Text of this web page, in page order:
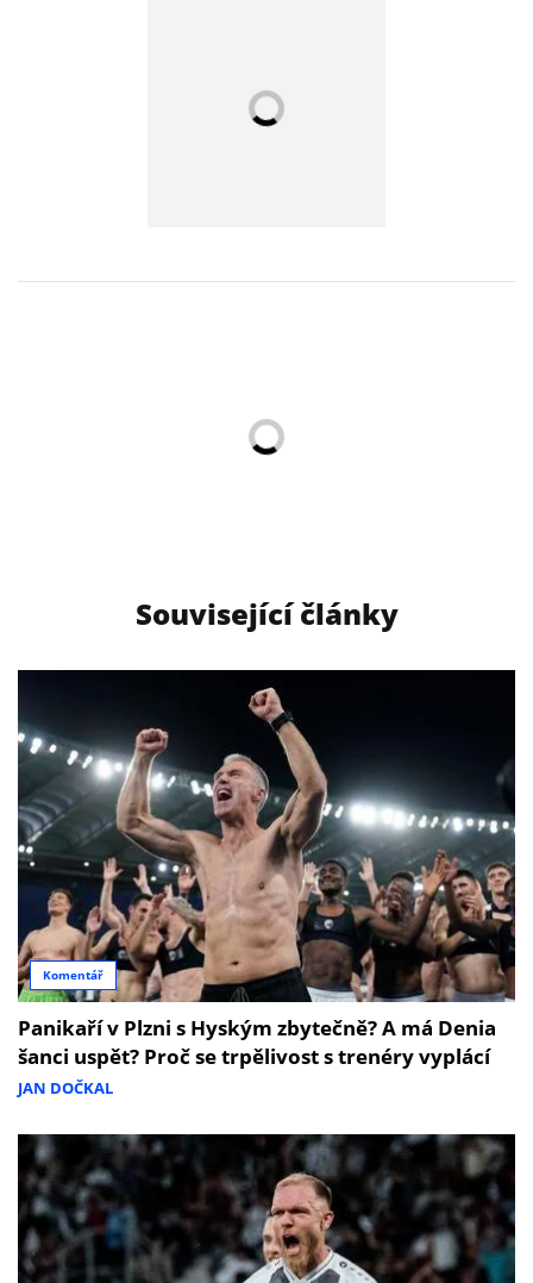
Související články
Komentář
Panikaří v Plzni s Hyským zbytečně? A má Denia
šanci uspět? Proč se trpělivost s trenéry vyplácí
JAN DOČKAL